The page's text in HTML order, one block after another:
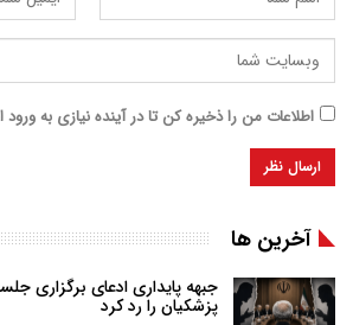
اطلاعات من را ذخیره کن تا در آینده نیازی به ورود
آخرین ها
جبهه پایداری ادعای برگزاری
پزشکیان را رد کرد